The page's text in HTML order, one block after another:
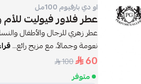
او دي بارفيوم 100مل
عطر فلاور فيوليت
عطر زهري للرجال والأطفال
نعومة وجمالاً، مع مزيج رائع...
60
100
متوفر